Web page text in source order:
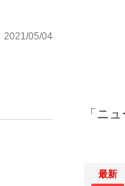
2021/05/04
「ニ
最新